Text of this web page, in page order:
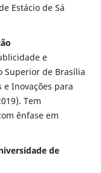
Estácio de Sá
e
Superior de Brasília
e Inovações para
Tem
ênfase em
de